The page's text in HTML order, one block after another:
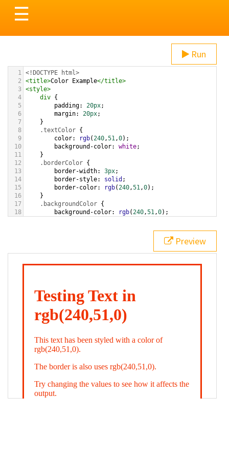
Toggle
navigation
☰
Run
1 <!DOCTYPE html>
2
<title>Color Example</title>
3 <style>
4
div {
5
padding: 20px;
6
margin: 20px;
7
}
8
.textColor {
9
color: rgb(240,51,0);
10
background-color: white;
11
}
12
.borderColor {
13
border-width: 3px;
14
border-style: solid ;
15
border-color: rgb(240,51,0);
16
}
17
.backgroundColor {
18
background-color: rgb(240,51,0);
bottom ,
white, rgb(240,51,0));
div class="textColor borderColor"
< h1>Testing Text in rgb(240,51,0)
Preview